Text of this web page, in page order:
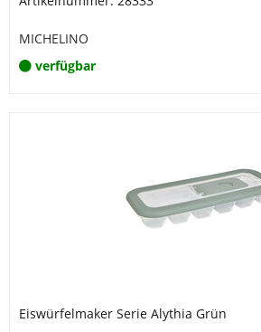
MICHELINO
verfügbar
Eiswürfelmaker Serie Alythia Grün